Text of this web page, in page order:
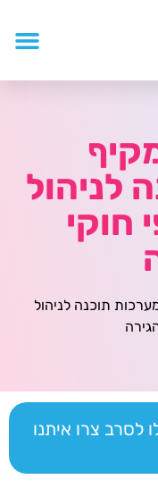
לניהול
חוקי
תוכנה לניהול
צרו איתנו